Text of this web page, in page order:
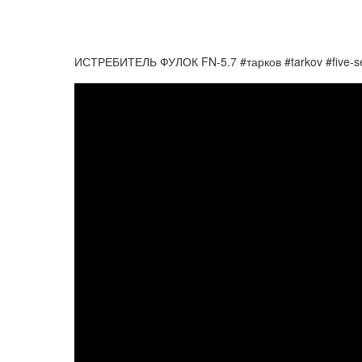
ИСТРЕБИТЕЛЬ ФУЛОК FN-5.7 #тарков #tarkov #five-